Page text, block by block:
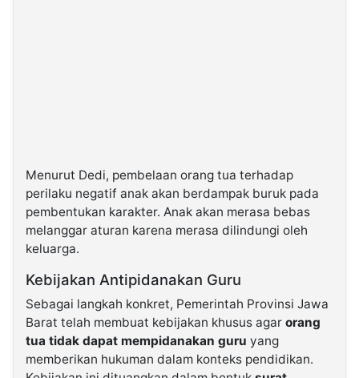
Menurut Dedi, pembelaan orang tua terhadap
perilaku negatif anak akan berdampak buruk pada
pembentukan karakter. Anak akan merasa bebas
melanggar aturan karena merasa dilindungi oleh
keluarga.
Kebijakan Antipidanakan Guru
Sebagai langkah konkret, Pemerintah Provinsi Jawa
Barat telah membuat kebijakan khusus agar orang
tua tidak dapat mempidanakan guru yang
memberikan hukuman dalam konteks pendidikan.